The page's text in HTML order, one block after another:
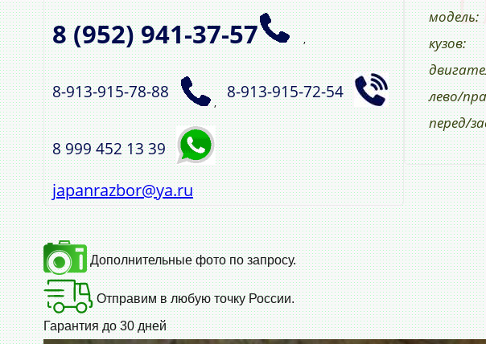
8 (952)941‑37‑57 ,
8‑913‑915‑78‑88
,
8‑913‑915‑72‑54
8 999 452 13 39
japanrazbor@ya.ru
модель:
кузов:
лево/
перед/
Дополнительные фото по запросу.
Отправим в любую точку России.
Гарантия до 30 дней